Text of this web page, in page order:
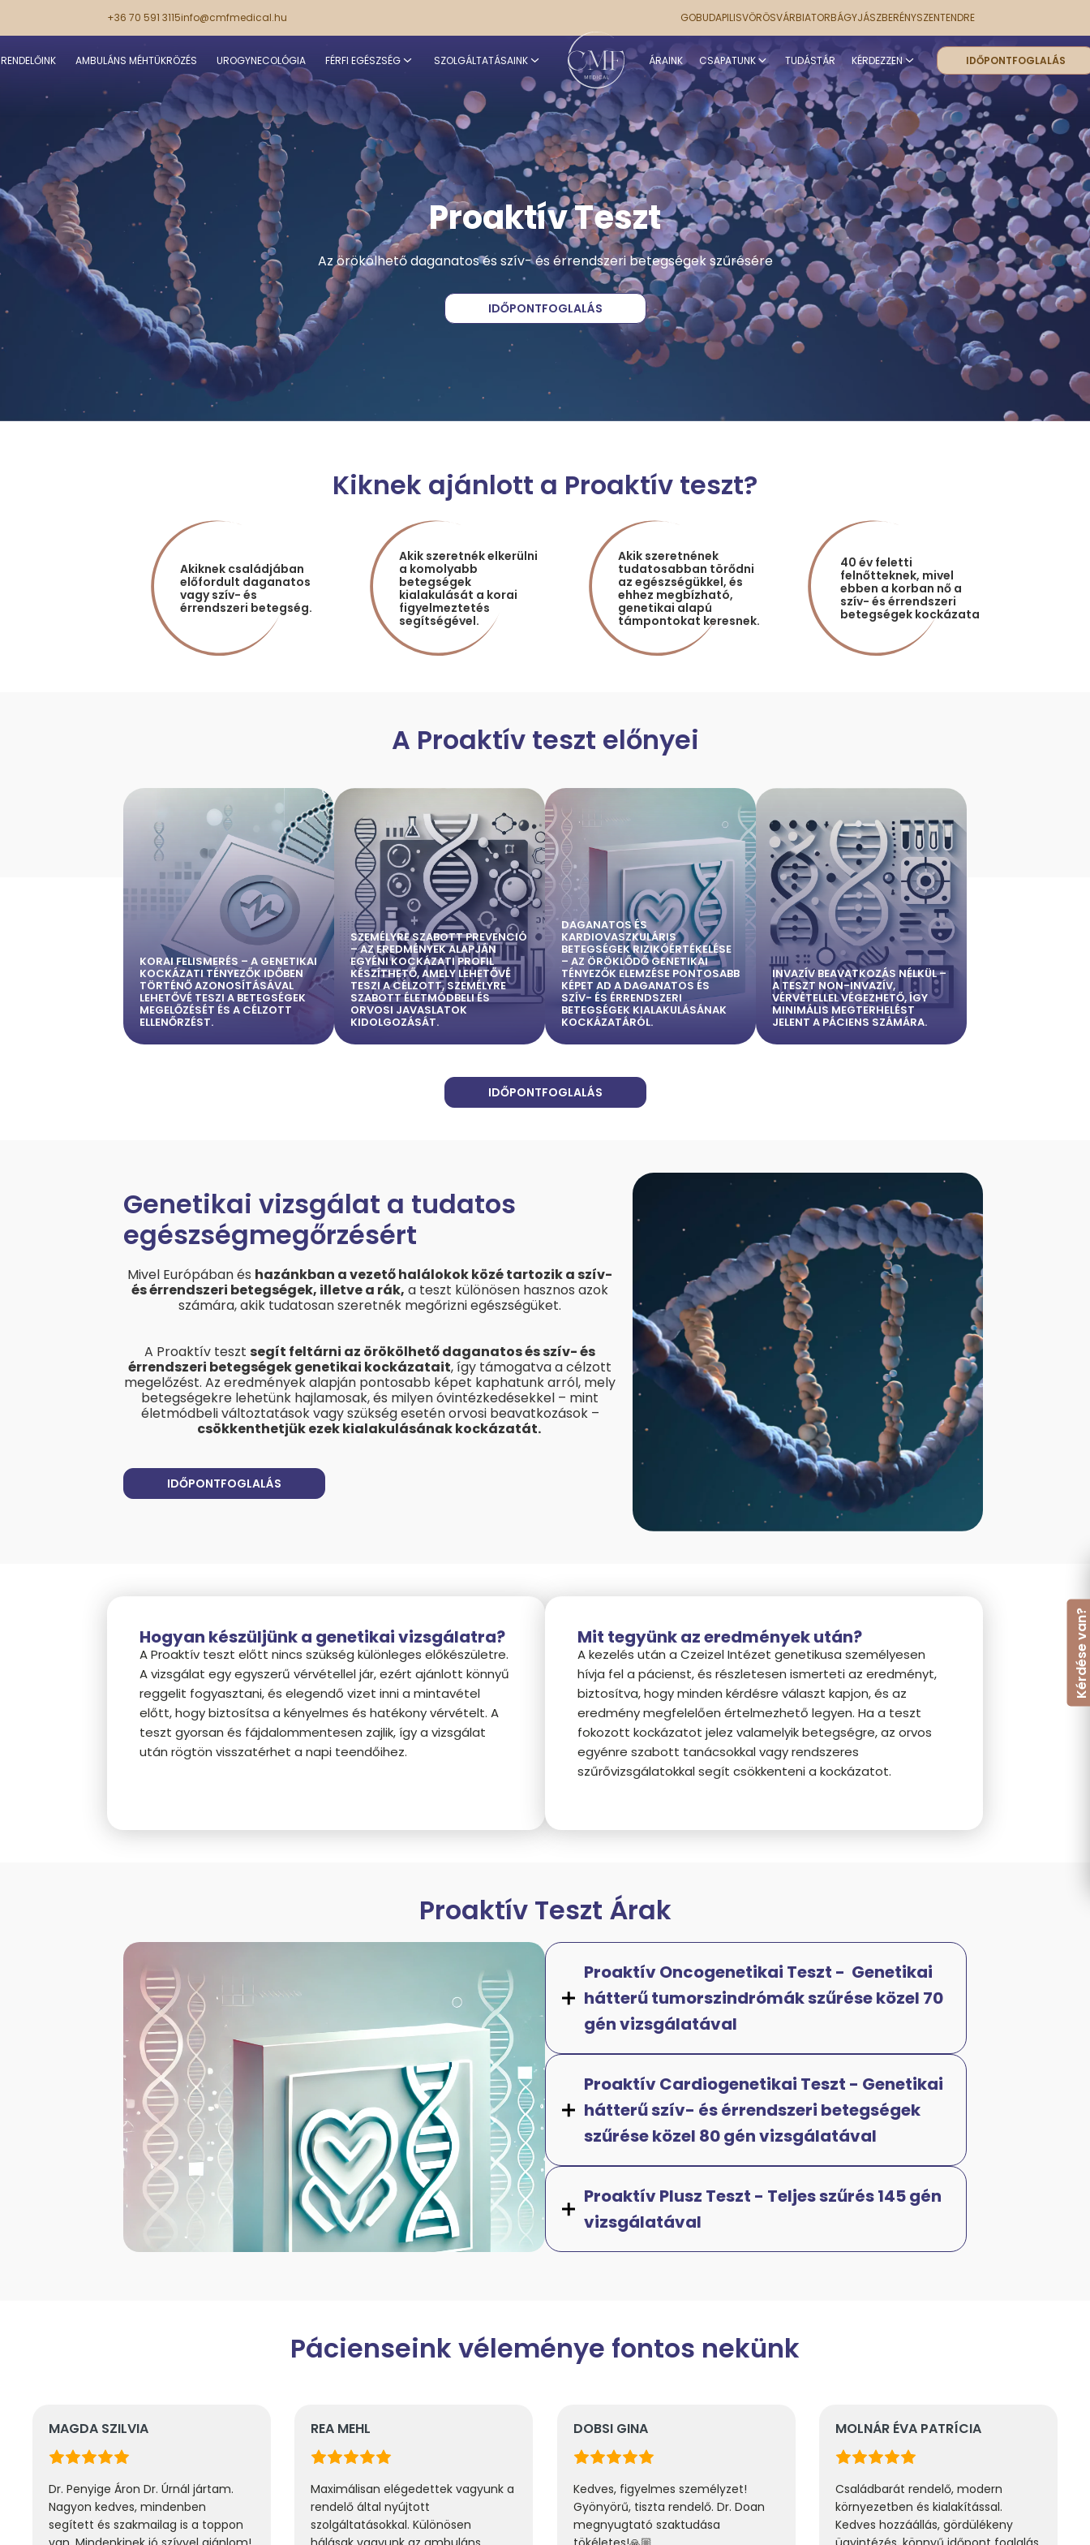
+36 70 591 3115info@cmfmedical.hu GOBUDAPILISVÖRÖSVÁRBIATORBÁGYJÁSZBERÉNYSZENTENDRE
RENDELŐINK AMBULÁNS MÉHTÜKRÖZÉS UROGYNECOLÓGIA FÉRFI EGÉSZSÉG SZOLGÁLTATÁSAINK ÁRAINK CSAPATUNK TUDÁSTÁR KÉRDEZZEN IDŐPONTFOGLALÁS
Proaktív Teszt
Az örökölhető daganatos és szív- és érrendszeri betegségek szűrésére
IDŐPONTFOGLALÁS
Kiknek ajánlott a Proaktív teszt?
Akiknek családjában
előfordult daganatos
vagy szív- és
érrendszeri betegség.
Akik szeretnék elkerülni
a komolyabb
betegségek
kialakulását a korai
figyelmeztetés
segítségével.
Akik szeretnének
tudatosabban törődni
az egészségükkel, és
ehhez megbízható,
genetikai alapú
támpontokat keresnek.
40 év feletti
felnőtteknek, mivel
ebben a korban nő a
szív- és érrendszeri
betegségek kockázata
A Proaktív teszt előnyei
KORAI FELISMERÉS – A GENETIKAI
KOCKÁZATI TÉNYEZŐK IDŐBEN
TÖRTÉNŐ AZONOSÍTÁSÁVAL
LEHETŐVÉ TESZI A BETEGSÉGEK
MEGELŐZÉSÉT ÉS A CÉLZOTT
ELLENŐRZÉST.
SZEMÉLYRE SZABOTT PREVENCIÓ
– AZ EREDMÉNYEK ALAPJÁN
EGYÉNI KOCKÁZATI PROFIL
KÉSZÍTHETŐ, AMELY LEHETŐVÉ
TESZI A CÉLZOTT, SZEMÉLYRE
SZABOTT ÉLETMÓDBELI ÉS
ORVOSI JAVASLATOK
KIDOLGOZÁSÁT.
DAGANATOS ÉS
KARDIOVASZKULÁRIS
BETEGSÉGEK RIZIKÓÉRTÉKELÉSE
– AZ ÖRÖKLŐDŐ GENETIKAI
TÉNYEZŐK ELEMZÉSE PONTOSABB
KÉPET AD A DAGANATOS ÉS
SZÍV- ÉS ÉRRENDSZERI
BETEGSÉGEK KIALAKULÁSÁNAK
KOCKÁZATÁRÓL.
INVAZÍV BEAVATKOZÁS NÉLKÜL –
A TESZT NON-INVAZÍV,
VÉRVÉTELLEL VÉGEZHETŐ, ÍGY
MINIMÁLIS MEGTERHELÉST
JELENT A PÁCIENS SZÁMÁRA.
IDŐPONTFOGLALÁS
Genetikai vizsgálat a tudatos
egészségmegőrzésért
Mivel Európában és hazánkban a vezető halálokok közé tartozik a szív-
és érrendszeri betegségek, illetve a rák, a teszt különösen hasznos azok
számára, akik tudatosan szeretnék megőrizni egészségüket.
A Proaktív teszt segít feltárni az örökölhető daganatos és szív- és
érrendszeri betegségek genetikai kockázatait, így támogatva a célzott
megelőzést. Az eredmények alapján pontosabb képet kaphatunk arról, mely
betegségekre lehetünk hajlamosak, és milyen óvintézkedésekkel – mint
életmódbeli változtatások vagy szükség esetén orvosi beavatkozások –
csökkenthetjük ezek kialakulásának kockázatát.
IDŐPONTFOGLALÁS
Hogyan készüljünk a genetikai vizsgálatra?
A Proaktív teszt előtt nincs szükség különleges előkészületre.
A vizsgálat egy egyszerű vérvétellel jár, ezért ajánlott könnyű
reggelit fogyasztani, és elegendő vizet inni a mintavétel
előtt, hogy biztosítsa a kényelmes és hatékony vérvételt. A
teszt gyorsan és fájdalommentesen zajlik, így a vizsgálat
után rögtön visszatérhet a napi teendőihez.
Mit tegyünk az eredmények után?
A kezelés után a Czeizel Intézet genetikusa személyesen
hívja fel a pácienst, és részletesen ismerteti az eredményt,
biztosítva, hogy minden kérdésre választ kapjon, és az
eredmény megfelelően értelmezhető legyen. Ha a teszt
fokozott kockázatot jelez valamelyik betegségre, az orvos
egyénre szabott tanácsokkal vagy rendszeres
szűrővizsgálatokkal segít csökkenteni a kockázatot.
Proaktív Teszt Árak
Proaktív Oncogenetikai Teszt - Genetikai
hátterű tumorszindrómák szűrése közel 70
gén vizsgálatával
Proaktív Cardiogenetikai Teszt - Genetikai
hátterű szív- és érrendszeri betegségek
szűrése közel 80 gén vizsgálatával
Proaktív Plusz Teszt - Teljes szűrés 145 gén
vizsgálatával
Pácienseink véleménye fontos nekünk
Dr. Úrnál jártam.
mindenben
is a toppon
Maximálisan elégedettek vagyunk a
rendelő által nyújtott
szolgáltatásokkal. Különösen
Kedves, figyelmes személyzet!
Gyönyörű, tiszta rendelő. Dr. Doan
megnyugtató szaktudása
MOLNÁR ÉVA PATRÍCIA
Családbarát rendelő, modern
környezetben és kialakítással.
Kedves hozzáállás, gördülékeny
LÉTAY BIANKA
Dr. Kuti Ákos a
nőgyógyász a
figyelmes és
Kérdése van?